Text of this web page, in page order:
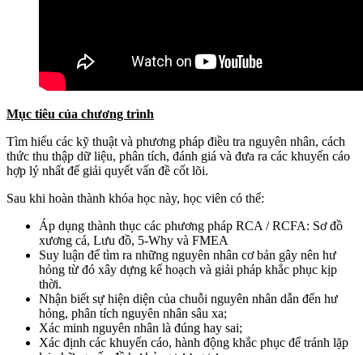
Mục tiêu của chương trình
Tìm hiểu các kỹ thuật và phương pháp điều tra nguyên nhân, cách
thức thu thập dữ liệu, phân tích, đánh giá và đưa ra các khuyến cáo
hợp lý nhất để giải quyết vấn đề cốt lõi.
Sau khi hoàn thành khóa học này, học viên có thể:
Áp dụng thành thục các phương pháp RCA / RCFA: Sơ đồ
xương cá, Lưu đồ, 5-Why và FMEA
Suy luận để tìm ra những nguyên nhân cơ bản gây nên hư
hỏng từ đó xây dựng kế hoạch và giải pháp khắc phục kịp
thời.
Nhận biết sự hiện diện của chuỗi nguyên nhân dẫn đến hư
hỏng, phân tích nguyên nhân sâu xa;
Xác minh nguyên nhân là đúng hay sai;
Xác định các khuyến cáo, hành động khắc phục để tránh lặp